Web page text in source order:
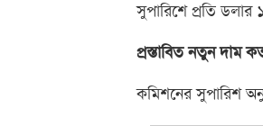
সুপারিশে প্রতি
প্রস্তাবিত নতুন দাম
কমিশনের সুপারিশ